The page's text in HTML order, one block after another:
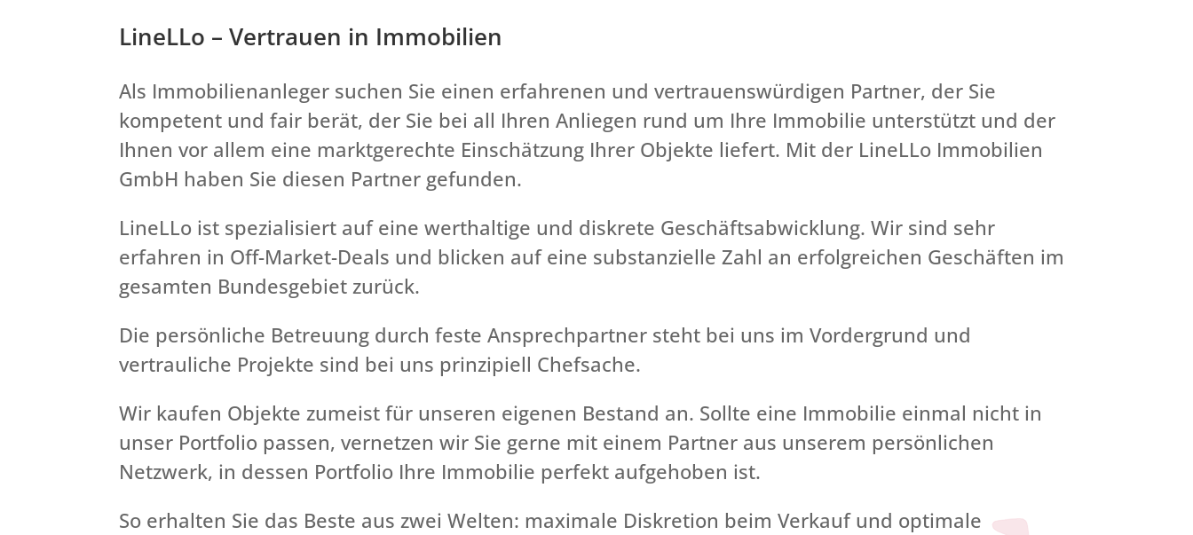
LineLLo – Vertrauen in Immobilien
Als Immobilienanleger suchen Sie einen erfahrenen und vertrauenswürdigen Partner, der Sie
kompetent und fair berät, der Sie bei all Ihren Anliegen rund um Ihre Immobilie unterstützt und der
Ihnen vor allem eine marktgerechte Einschätzung Ihrer Objekte liefert. Mit der LineLLo Immobilien
GmbH haben Sie diesen Partner gefunden.
LineLLo ist spezialisiert auf eine werthaltige und diskrete Geschäftsabwicklung. Wir sind sehr
erfahren in Off-Market-Deals und blicken auf eine substanzielle Zahl an erfolgreichen Geschäften im
gesamten Bundesgebiet zurück.
Die persönliche Betreuung durch feste Ansprechpartner steht bei uns im Vordergrund und
vertrauliche Projekte sind bei uns prinzipiell Chefsache.
Wir kaufen Objekte zumeist für unseren eigenen Bestand an. Sollte eine Immobilie einmal nicht in
unser Portfolio passen, vernetzen wir Sie gerne mit einem Partner aus unserem persönlichen
Netzwerk, in dessen Portfolio Ihre Immobilie perfekt aufgehoben ist.
So erhalten Sie das Beste aus zwei Welten: maximale Diskretion beim Verkauf und optimale